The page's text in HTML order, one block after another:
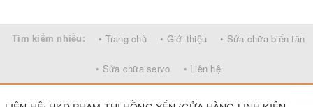
Tìm kiếm nhiều: • Trang chủ • Giới thiệu • Sửa chữa biến tần
• Sửa chữa servo • Liên hệ